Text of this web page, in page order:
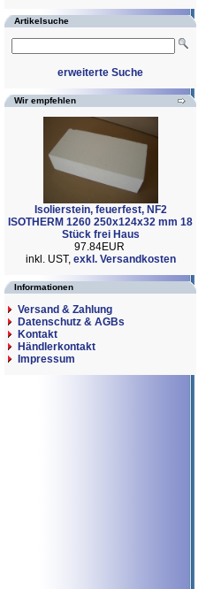
Artikelsuche
erweiterte Suche
Wir empfehlen
Isolierstein, feuerfest, NF2
ISOTHERM 1260 250x124x32 mm 18
Stück frei Haus
97.84EUR
inkl. UST, exkl. Versandkosten
Informationen
Versand & Zahlung
Datenschutz & AGBs
Kontakt
Händlerkontakt
Impressum